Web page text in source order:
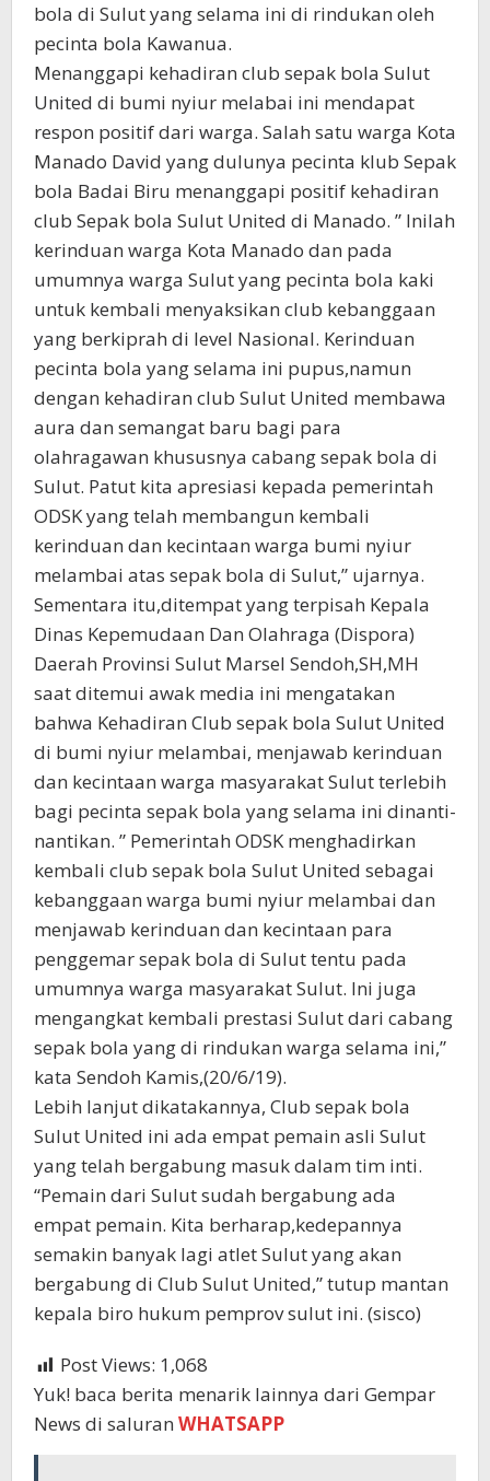
bola di Sulut yang selama ini di rindukan oleh
pecinta bola Kawanua.
Menanggapi kehadiran club sepak bola Sulut
United di bumi nyiur melabai ini mendapat
respon positif dari warga. Salah satu warga Kota
Manado David yang dulunya pecinta klub Sepak
bola Badai Biru menanggapi positif kehadiran
club Sepak bola Sulut United di Manado. ” Inilah
kerinduan warga Kota Manado dan pada
umumnya warga Sulut yang pecinta bola kaki
untuk kembali menyaksikan club kebanggaan
yang berkiprah di level Nasional. Kerinduan
pecinta bola yang selama ini pupus,namun
dengan kehadiran club Sulut United membawa
aura dan semangat baru bagi para
olahragawan khususnya cabang sepak bola di
Sulut. Patut kita apresiasi kepada pemerintah
ODSK yang telah membangun kembali
kerinduan dan kecintaan warga bumi nyiur
melambai atas sepak bola di Sulut,” ujarnya.
Sementara itu,ditempat yang terpisah Kepala
Dinas Kepemudaan Dan Olahraga (Dispora)
Daerah Provinsi Sulut Marsel Sendoh,SH,MH
saat ditemui awak media ini mengatakan
bahwa Kehadiran Club sepak bola Sulut United
di bumi nyiur melambai, menjawab kerinduan
dan kecintaan warga masyarakat Sulut terlebih
bagi pecinta sepak bola yang selama ini dinanti-
nantikan. ” Pemerintah ODSK menghadirkan
kembali club sepak bola Sulut United sebagai
kebanggaan warga bumi nyiur melambai dan
menjawab kerinduan dan kecintaan para
penggemar sepak bola di Sulut tentu pada
umumnya warga masyarakat Sulut. Ini juga
mengangkat kembali prestasi Sulut dari cabang
sepak bola yang di rindukan warga selama ini,”
kata Sendoh Kamis,(20/6/19).
Lebih lanjut dikatakannya, Club sepak bola
Sulut United ini ada empat pemain asli Sulut
yang telah bergabung masuk dalam tim inti.
“Pemain dari Sulut sudah bergabung ada
empat pemain. Kita berharap,kedepannya
semakin banyak lagi atlet Sulut yang akan
bergabung di Club Sulut United,” tutup mantan
kepala biro hukum pemprov sulut ini. (sisco)
Post Views: 1,068
Yuk! baca berita menarik lainnya dari Gempar
News di saluran WHATSAPP